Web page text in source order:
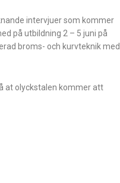
intervjuer som kommer
på utbildning 2 – 5 juni på
broms- och kurvteknik med
at olyckstalen kommer att